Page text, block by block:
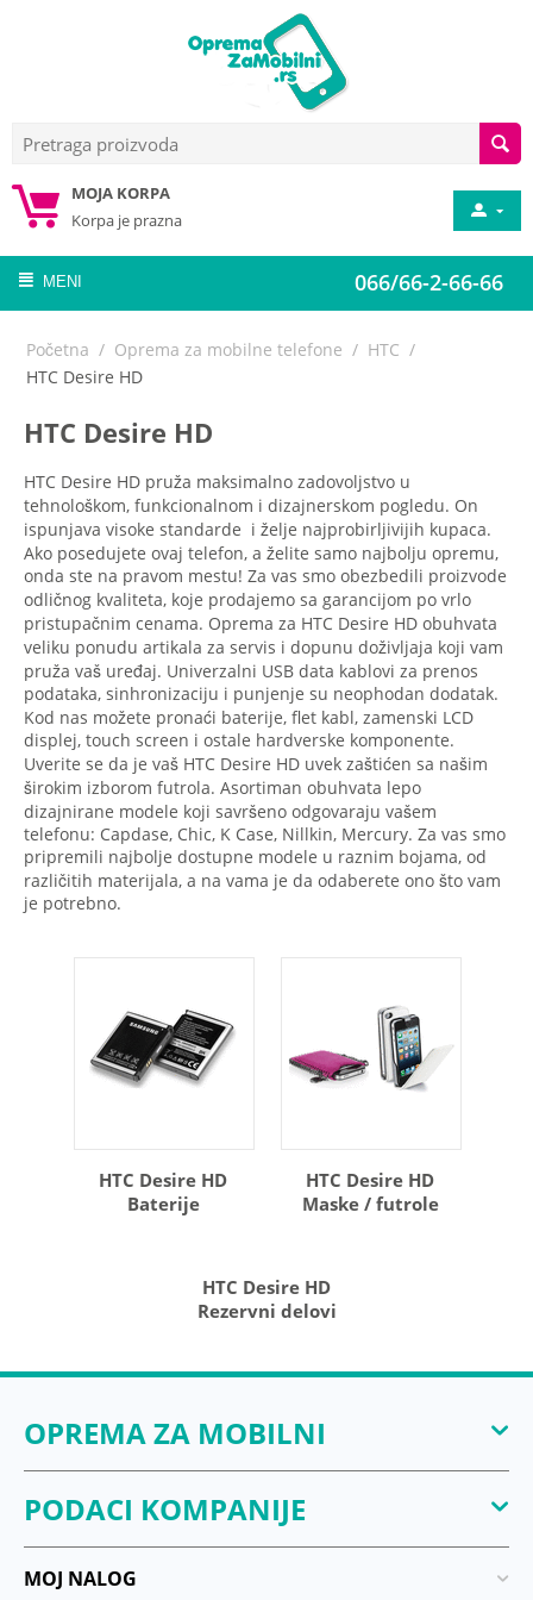
MOJA KORPA
Korpa je prazna
066/66-2-66-66
MENI
Početna / Oprema za mobilne telefone / HTC /
HTC Desire HD
HTC Desire HD
HTC Desire HD pruža maksimalno zadovoljstvo u
tehnološkom, funkcionalnom i dizajnerskom pogledu. On
ispunjava visoke standarde i želje najprobirljivijih kupaca.
Ako posedujete ovaj telefon, a želite samo najbolju opremu,
onda ste na pravom mestu! Za vas smo obezbedili proizvode
odličnog kvaliteta, koje prodajemo sa garancijom po vrlo
pristupačnim cenama. Oprema za HTC Desire HD obuhvata
veliku ponudu artikala za servis i dopunu doživljaja koji vam
pruža vaš uređaj. Univerzalni USB data kablovi za prenos
podataka, sinhronizaciju i punjenje su neophodan dodatak.
Kod nas možete pronaći baterije, flet kabl, zamenski LCD
displej, touch screen i ostale hardverske komponente.
Uverite se da je vaš HTC Desire HD uvek zaštićen sa našim
širokim izborom futrola. Asortiman obuhvata lepo
dizajnirane modele koji savršeno odgovaraju vašem
telefonu: Capdase, Chic, K Case, Nillkin, Mercury. Za vas smo
pripremili najbolje dostupne modele u raznim bojama, od
različitih materijala, a na vama je da odaberete ono što vam
je potrebno.
HTC Desire HD
Baterije
HTC Desire HD
Maske / futrole
HTC Desire HD
Rezervni delovi
OPREMA ZA MOBILNI
PODACI KOMPANIJE
MOJ NALOG